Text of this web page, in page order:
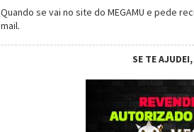
Quando se vai no site do MEGAMU e pede
mail.
SE TE